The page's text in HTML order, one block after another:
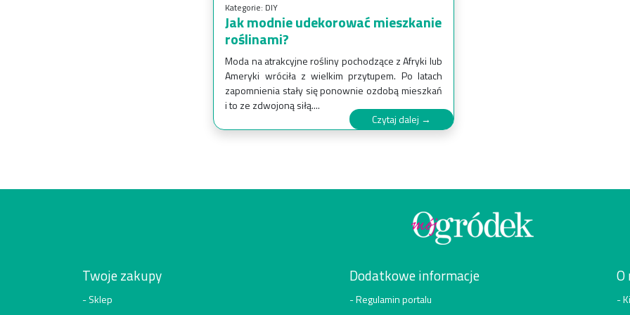
Kategorie: DIY
Jak modnie udekorować mieszkanie
roślinami?
Moda na atrakcyjne rośliny pochodzące z Afryki lub
Ameryki wróciła z wielkim przytupem. Po latach
zapomnienia stały się ponownie ozdobą mieszkań
i to ze zdwojoną siłą....
Czytaj dalej →
Twoje zakupy
Sklep
Dodatkowe informacje
Regulamin portalu
O